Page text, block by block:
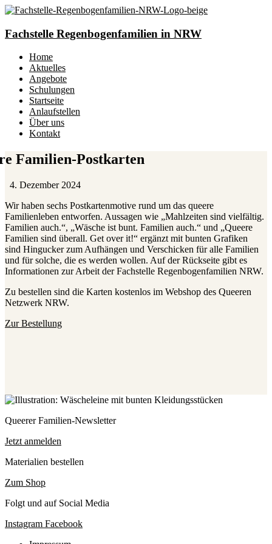
Fachstelle Regenbogenfamilien in NRW
Home
Aktuelles
Angebote
Schulungen
Startseite
Anlaufstellen
Über uns
Kontakt
Familien-Postkarten
4. Dezember 2024
Wir haben sechs Postkartenmotive rund um das queere
Familienleben entworfen. Aussagen wie „Mahlzeiten sind vielfältig.
Familien auch.“, „Wäsche ist bunt. Familien auch.“ und „Queere
Familien sind überall. Get over it!“ ergänzt mit bunten Grafiken
sind Hingucker zum Aufhängen und Verschicken für alle Familien
und für solche, die es werden wollen. Auf der Rückseite gibt es
Informationen zur Arbeit der Fachstelle Regenbogenfamilien NRW.
Zu bestellen sind die Karten kostenlos im Webshop des Queeren
Netzwerk NRW.
Zur Bestellung
Queerer Familien-Newsletter
Jetzt anmelden
Materialien bestellen
Zum Shop
Folgt und auf Social Media
Instagram Facebook